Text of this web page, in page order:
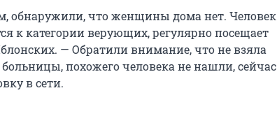
обнаружили, что женщины дома нет. Человек
к категории верующих, регулярно посещает
— Обратили внимание, что не взяла
похожего человека не нашли, сейчас
в сети.